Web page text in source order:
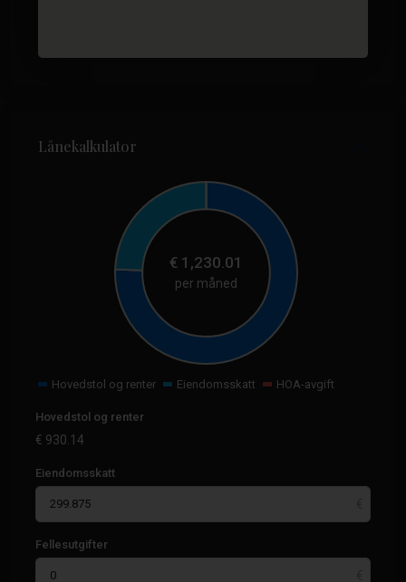
Lånekalkulator
€ 1,230.01
per måned
Hovedstol og renter Eiendomsskatt HOA-avgift
Hovedstol og renter
€ 930.14
Eiendomsskatt
Fellesutgifter